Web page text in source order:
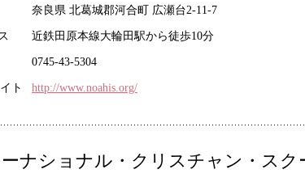
奈良県 北葛城郡河合町 広瀬台2-11-7
近鉄田原本線大輪田駅から徒歩10分
0745-43-5304
ト http://www.noahis.org/
ナショナル・クリスチャン・スク